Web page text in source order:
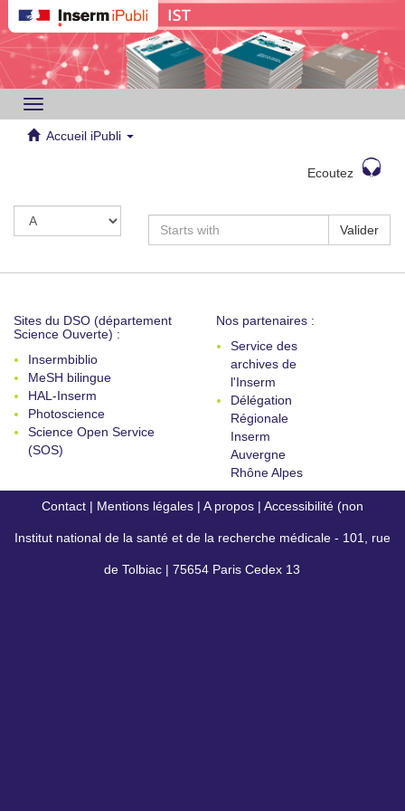
Toggle
navigation
Accueil iPubli
Ecoutez
Valider
Sites du DSO (département
Science Ouverte) :
Insermbiblio
MeSH bilingue
HAL-Inserm
Photoscience
Science Open Service
(SOS)
Nos partenaires :
Service des
archives de
l'Inserm
Délégation
Régionale
Inserm
Auvergne
Rhône Alpes
Contact | Mentions légales | A propos | Accessibilité (non
conforme)
Institut national de la santé et de la recherche médicale - 101, rue
de Tolbiac | 75654 Paris Cedex 13